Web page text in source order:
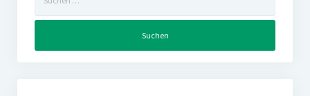
nach: